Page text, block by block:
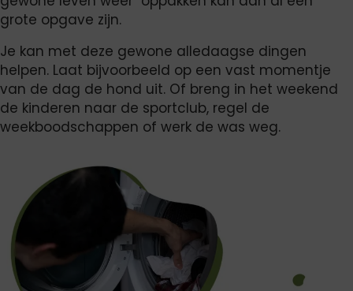
grote opgave zijn.
Je kan met deze gewone alledaagse dingen
helpen. Laat bijvoorbeeld op een vast momentje
van de dag de hond uit. Of breng in het weekend
de kinderen naar de sportclub, regel de
weekboodschappen of werk de was weg.